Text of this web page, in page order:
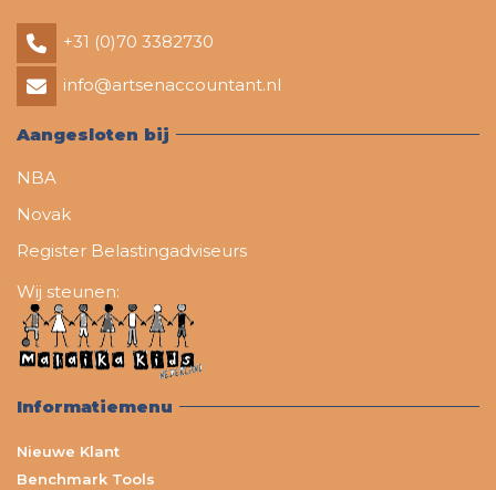
+31 (0)70 3382730
info@artsenaccountant.nl
Aangesloten bij
NBA
Novak
Register Belastingadviseurs
Wij steunen:
Informatiemenu
Nieuwe Klant
Benchmark Tools